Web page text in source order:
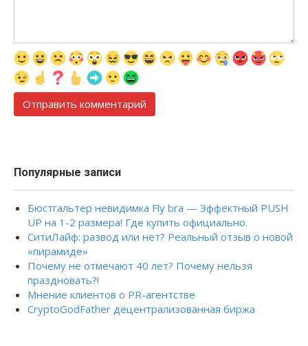
Популярные записи
Бюстгальтер невидимка Fly bra — Эффектный PUSH
UP на 1-2 размера! Где купить официально.
СитиЛайф: развод или нет? Реальный отзыв о новой
«пирамиде»
Почему не отмечают 40 лет? Почему нельзя
праздновать?!
Мнение клиентов о PR-агентстве
CryptoGodFather децентрализованная биржа